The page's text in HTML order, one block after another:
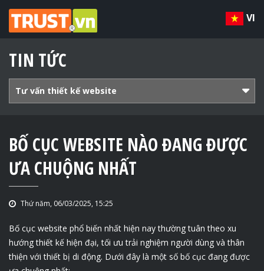
VI
TIN TỨC
Tư vấn thiết kế website
BỐ CỤC WEBSITE NÀO ĐANG ĐƯỢC
ƯA CHUỘNG NHẤT
Thứ năm, 06/03/2025, 15:25
Bố cục website phổ biến nhất hiện nay thường tuân theo xu
hướng thiết kế hiện đại, tối ưu trải nghiệm người dùng và thân
thiện với thiết bị di động. Dưới đây là một số bố cục đang được